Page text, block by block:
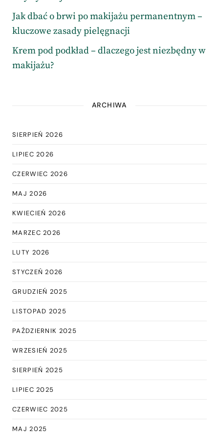
Jak dbać o brwi po makijażu permanentnym –
kluczowe zasady pielęgnacji
Krem pod podkład – dlaczego jest niezbędny w
makijażu?
ARCHIWA
SIERPIEŃ 2026
LIPIEC 2026
CZERWIEC 2026
MAJ 2026
KWIECIEŃ 2026
MARZEC 2026
LUTY 2026
STYCZEŃ 2026
GRUDZIEŃ 2025
LISTOPAD 2025
PAŹDZIERNIK 2025
WRZESIEŃ 2025
SIERPIEŃ 2025
LIPIEC 2025
CZERWIEC 2025
MAJ 2025